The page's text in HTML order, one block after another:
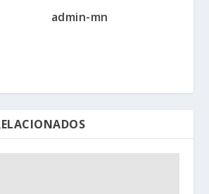
admin-mn